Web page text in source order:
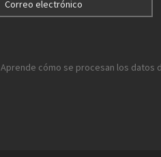
Aprende cómo se procesan los datos